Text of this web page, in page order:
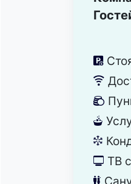
냧
뀄
낕
뀧
뀸
넎 ТВ
댃